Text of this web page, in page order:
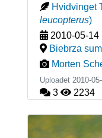
Hvidvinget
leucopterus)
2010-05-14
Biebrza
Morten
Uploadet 2010-
3 2234